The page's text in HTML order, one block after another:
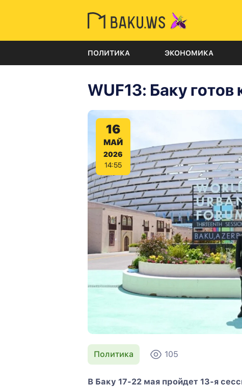
ПОЛИТИКА ЭКОНОМИКА
WUF13: Баку готов
16
МАЙ
2026
14:55
Политика 105
В Баку 17-22 мая пройдет 13-я